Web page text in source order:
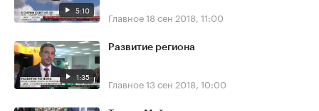
5:10 Главное18 сен 2018, 11:00
1:35
Развитие региона
Главное13 сен 2018, 10:00